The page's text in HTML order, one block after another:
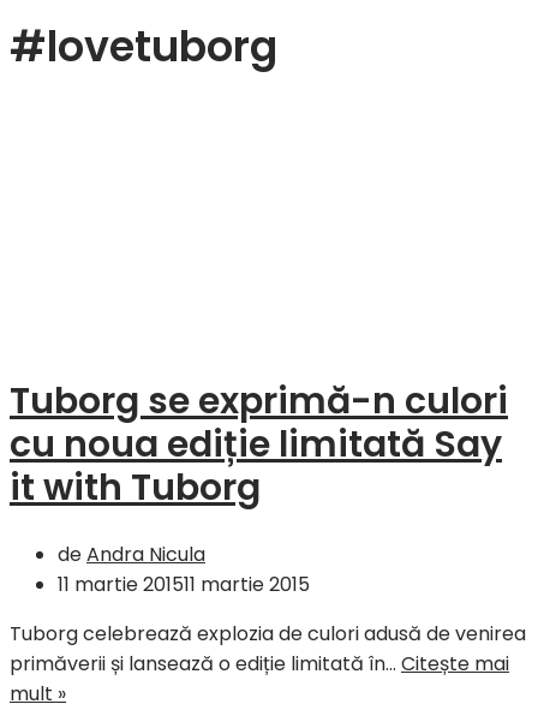
#lovetuborg
Tuborg se exprimă-n culori
cu noua ediție limitată Say
it with Tuborg
deAndra Nicula
11 martie 201511 martie 2015
Tuborg celebrează explozia de culori adusă de venirea
primăverii și lansează o ediție limitată în… Citește mai
mult »Tuborg